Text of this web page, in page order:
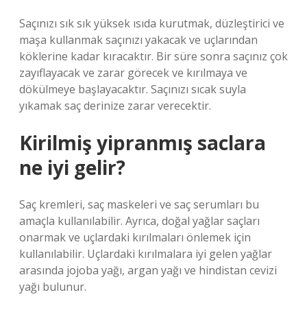
Saçınızı sık sık yüksek ısıda kurutmak, düzleştirici ve
maşa kullanmak saçınızı yakacak ve uçlarından
köklerine kadar kıracaktır. Bir süre sonra saçınız çok
zayıflayacak ve zarar görecek ve kırılmaya ve
dökülmeye başlayacaktır. Saçınızı sıcak suyla
yıkamak saç derinize zarar verecektir.
Kirilmiş yipranmış saclara
ne iyi gelir?
Saç kremleri, saç maskeleri ve saç serumları bu
amaçla kullanılabilir. Ayrıca, doğal yağlar saçları
onarmak ve uçlardaki kırılmaları önlemek için
kullanılabilir. Uçlardaki kırılmalara iyi gelen yağlar
arasında jojoba yağı, argan yağı ve hindistan cevizi
yağı bulunur.